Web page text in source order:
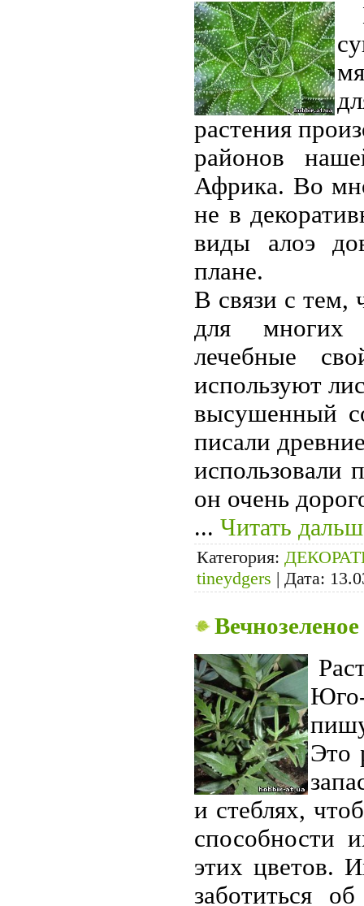
растения
районов
Африка. Во
не в
виды алоэ
плане.
В связи с тем,
для многих
лечебные
используют
высушенный
писали
использовали
он очень
... Читать
Категория:
tineydgers | Дата:
Это
и стеблях,
способности
этих цветов.
заботиться